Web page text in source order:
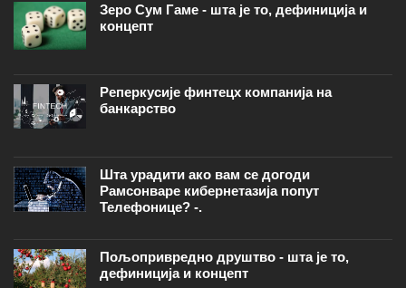
Зеро Сум Гаме - шта је то, дефиниција и
концепт
Реперкусије финтецх компанија на
банкарство
Шта урадити ако вам се догоди
Рамсонваре кибернетазија попут
Телефонице? -.
Пољопривредно друштво - шта је то,
дефиниција и концепт